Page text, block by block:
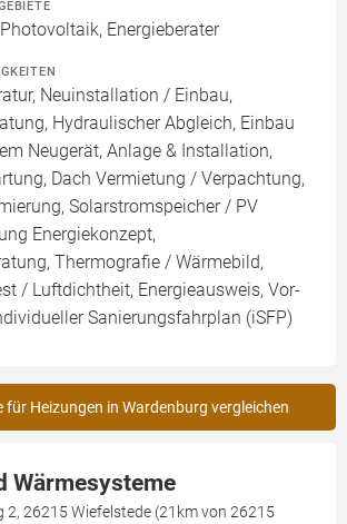
Energieberater
Neuinstallation / Einbau,
Hydraulischer Abgleich, Einbau
Neugerät, Anlage & Installation,
Dach Vermietung / Verpachtung,
Solarstromspeicher / PV
Energiekonzept,
Thermografie / Wärmebild,
/ Luftdichtheit, Energieausweis, Vor-
Sanierungsfahrplan (iSFP)
für Heizungen in Wardenburg vergleichen
Wärmesysteme
2, 26215 Wiefelstede (21km von 26215